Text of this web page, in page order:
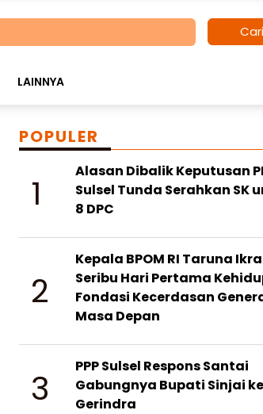
Cari
LAINNYA
POPULER
1
Alasan Dibalik Keputusan
Sulsel Tunda Serahkan SK
8 DPC
2
Kepala BPOM RI Taruna
Seribu Hari Pertama
Fondasi Kecerdasan
Masa Depan
3
PPP Sulsel Respons Santai
Gabungnya Bupati Sinjai ke
Gerindra